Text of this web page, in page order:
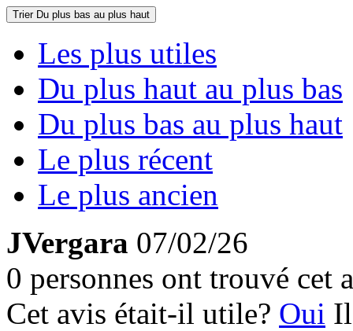
Trier Du plus bas au plus haut
Les plus utiles
Du plus haut au plus bas
Du plus bas au plus haut
Le plus récent
Le plus ancien
JVergara 07/02/26
0 personnes ont trouvé cet
Cet avis était-il utile? Oui